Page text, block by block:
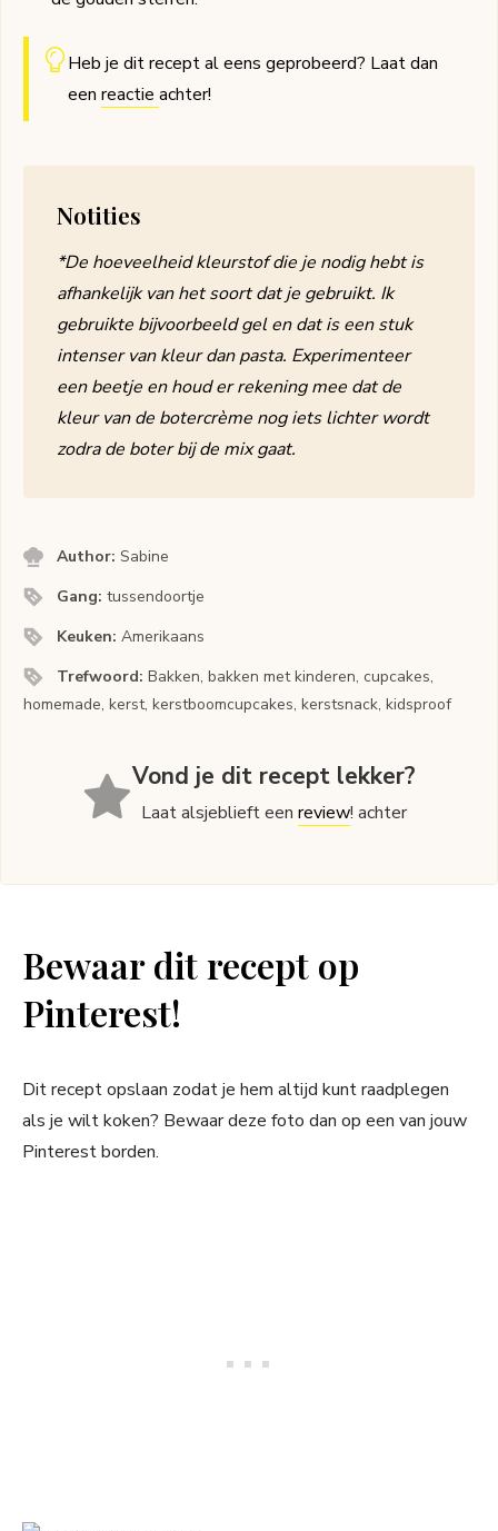
Heb je dit recept al eens geprobeerd? Laat dan
een reactie achter!
Notities
*De hoeveelheid kleurstof die je nodig hebt is
afhankelijk van het soort dat je gebruikt. Ik
gebruikte bijvoorbeeld gel en dat is een stuk
intenser van kleur dan pasta. Experimenteer
een beetje en houd er rekening mee dat de
kleur van de botercrème nog iets lichter wordt
zodra de boter bij de mix gaat.
Author:Sabine
Gang:tussendoortje
Keuken:Amerikaans
Trefwoord:Bakken, bakken met kinderen, cupcakes,
homemade, kerst, kerstboomcupcakes, kerstsnack, kidsproof
Vond je dit recept lekker?
Laat alsjeblieft eenreview! achter
Bewaar dit recept op
Pinterest!
Dit recept opslaan zodat je hem altijd kunt raadplegen
als je wilt koken? Bewaar deze foto dan op een van jouw
Pinterest borden.